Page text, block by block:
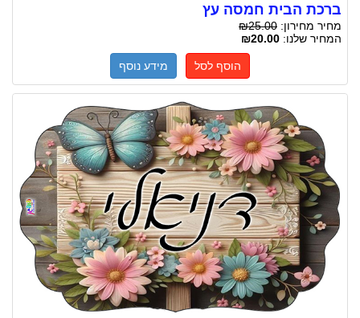
ברכת הבית חמסה עץ
מחיר מחירון: ₪25.00
המחיר שלנו: ₪20.00
הוסף לסל מידע נוסף